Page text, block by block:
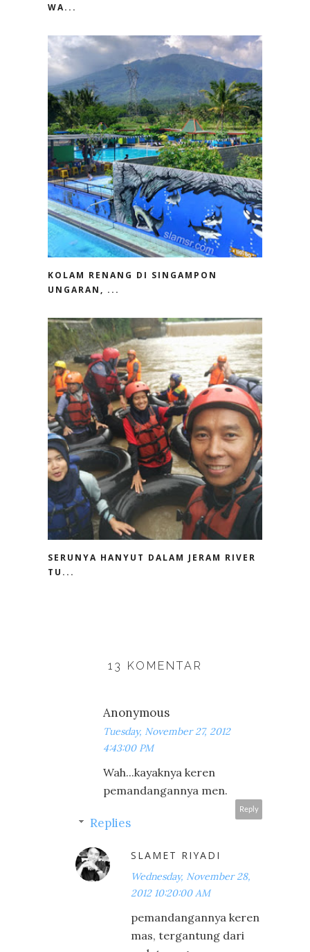
WA...
KOLAM RENANG DI SINGAMPON
UNGARAN, ...
SERUNYA HANYUT DALAM JERAM RIVER
TU...
13 KOMENTAR
Anonymous
Tuesday, November 27, 2012
4:43:00 PM
Wah...kayaknya keren
pemandangannya men.
Reply
Replies
SLAMET RIYADI
Wednesday, November 28,
2012 10:20:00 AM
pemandangannya keren
mas, tergantung dari